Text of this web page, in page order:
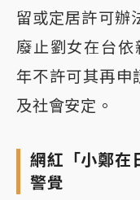
留或定居許可辦
廢止劉女在台
年不許可其再申
及社會安定。
網紅「小鄭在
警覺